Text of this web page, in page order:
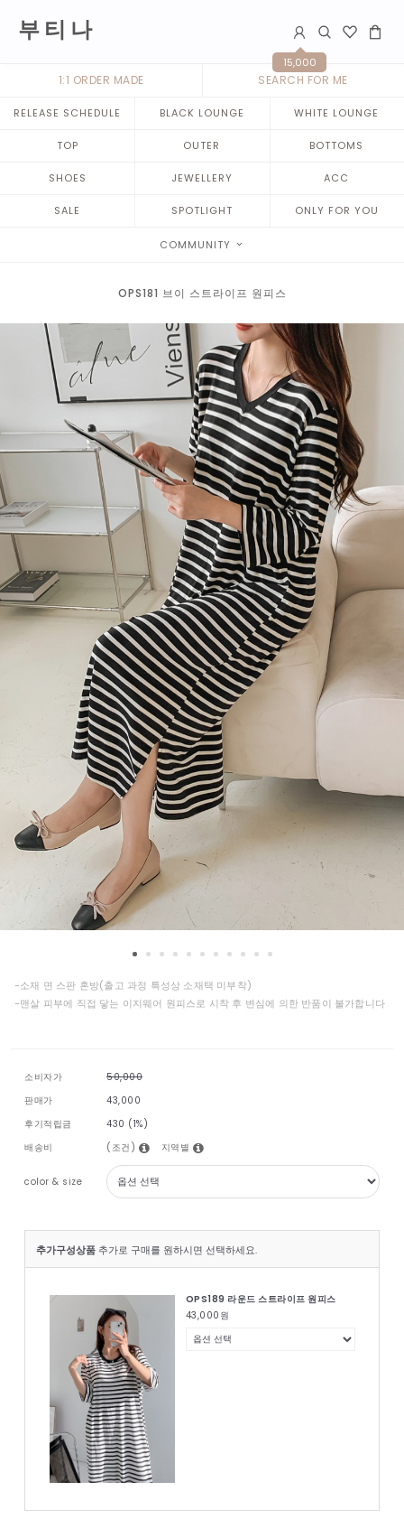
부 티 나
15,000
1:1 ORDER MADE SEARCH FOR ME
RELEASE SCHEDULE BLACK LOUNGE WHITE LOUNGE
TOP OUTER BOTTOMS
SHOES JEWELLERY ACC
SALE SPOTLIGHT ONLY FOR YOU
COMMUNITY
OPS181 브이 스트라이프 원피스
-소재 면 스판 혼방(출고 과정 특성상 소재택 미부착)
-맨살 피부에 직접 닿는 이지웨어 원피스로 시착 후 변심에 의한 반품이 불가합니다
소비자가
50,000
판매가
43,000
후기적립금
430 (1%)
배송비
(조건) 지역별
color & size
추가구성상품 추가로 구매를 원하시면 선택하세요.
OPS189 라운드 스트라이프 원피스
43,000 원